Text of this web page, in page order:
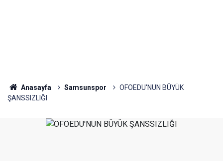
Anasayfa Samsunspor
OFOEDU'NUN BÜYÜK
ŞANSSIZLIĞI